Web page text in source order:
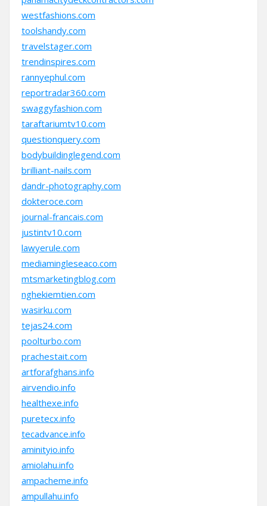
westfashions.com
toolshandy.com
travelstager.com
trendinspires.com
rannyephul.com
reportradar360.com
swaggyfashion.com
taraftariumtv10.com
questionquery.com
bodybuildinglegend.com
brilliant-nails.com
dandr-photography.com
dokteroce.com
journal-francais.com
justintv10.com
lawyerule.com
mediamingleseaco.com
mtsmarketingblog.com
nghekiemtien.com
wasirku.com
tejas24.com
poolturbo.com
prachestait.com
artforafghans.info
airvendio.info
healthexe.info
puretecx.info
tecadvance.info
aminityio.info
amiolahu.info
ampacheme.info
ampullahu.info